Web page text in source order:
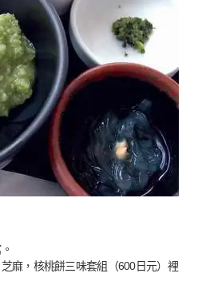
麻，核桃餅三味套組（600日元）裡